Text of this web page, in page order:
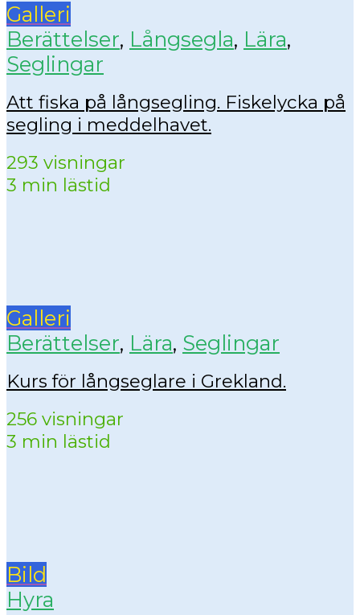
Galleri
Berättelser, Långsegla, Lära,
Seglingar
Att fiska på långsegling. Fiskelycka på
segling i meddelhavet.
293 visningar
3 min lästid
Galleri
Berättelser, Lära, Seglingar
Kurs för långseglare i Grekland.
256 visningar
3 min lästid
Bild
Hyra